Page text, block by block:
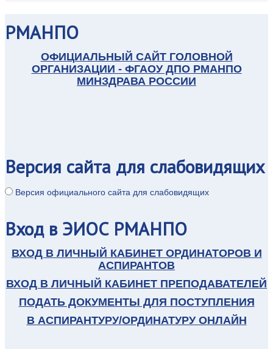
РМАНПО
ОФИЦИАЛЬНЫЙ САЙТ ГОЛОВНОЙ
ОРГАНИЗАЦИИ - ФГАОУ ДПО РМАНПО
МИНЗДРАВА РОССИИ
Версия сайта для слабовидящих
Версия официального сайта для слабовидящих
Входв ЭИОС РМАНПО
ВХОД В ЛИЧНЫЙ КАБИНЕТ ОРДИНАТОРОВ И
АСПИРАНТОВ
ВХОД В ЛИЧНЫЙ КАБИНЕТ ПРЕПОДАВАТЕЛЕЙ
ПОДАТЬ ДОКУМЕНТЫ ДЛЯ ПОСТУПЛЕНИЯ
В АСПИРАНТУРУ/ОРДИНАТУРУ ОНЛАЙН